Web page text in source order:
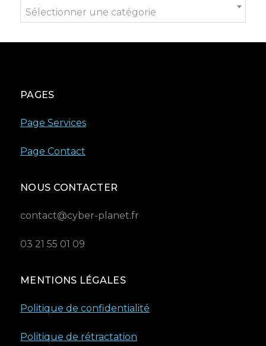
Sélectionner une catégorie
PAGES
Page Services
Page Contact
NOUS CONTACTER
contact@cyber-planet.fr
03 21 55 01 09
MENTIONS LÉGALES
Politique de confidentialité
Politique de rétractation